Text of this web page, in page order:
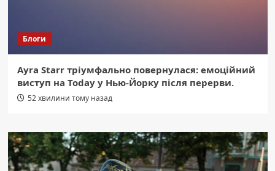
Блоги
Ayra Starr тріумфально повернулася: емоційний
виступ на Today у Нью-Йорку після перерви.
52 хвилини тому назад